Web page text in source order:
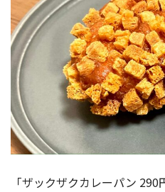
「ザックザクカレーパン